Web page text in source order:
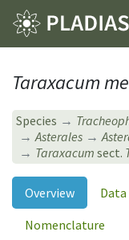
Taraxacum
Species
Asterales
Taraxacumsect.
Overview Data
Nomenclature